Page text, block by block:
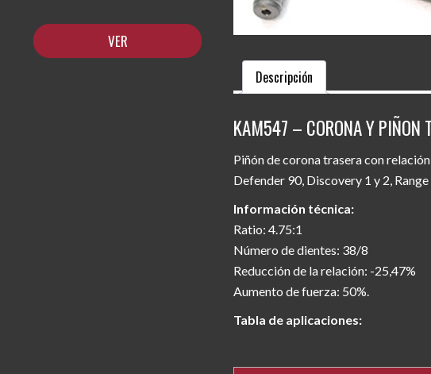
Descripción
KAM547 – CORONA Y PIÑON
Piñón de corona trasera con
Defender 90, Discovery 1 y 2, Range
Información técnica:
Ratio: 4.75:1
Número de dientes: 38/8
Reducción de la relación: -25,47%
Aumento de fuerza: 50%.
Tabla de aplicaciones: